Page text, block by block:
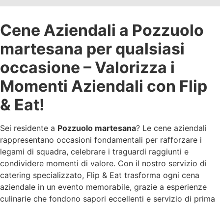
Cene Aziendali a Pozzuolo
martesana per qualsiasi
occasione – Valorizza i
Momenti Aziendali con Flip
& Eat!
Sei residente a Pozzuolo martesana? Le cene aziendali
rappresentano occasioni fondamentali per rafforzare i
legami di squadra, celebrare i traguardi raggiunti e
condividere momenti di valore. Con il nostro servizio di
catering specializzato, Flip & Eat trasforma ogni cena
aziendale in un evento memorabile, grazie a esperienze
culinarie che fondono sapori eccellenti e servizio di prima